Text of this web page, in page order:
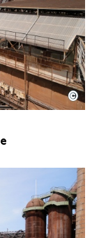
Hütte mit
Hütte | Karl
©